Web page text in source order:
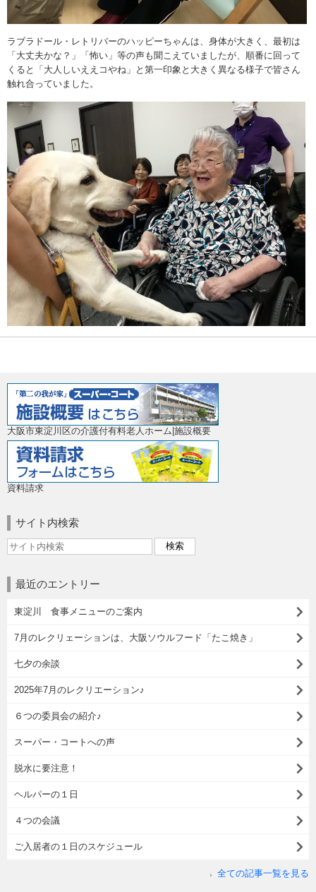
ラブラドール・レトリバーのハッピーちゃんは、身体が大きく、最初は
「大丈夫かな？」「怖い」等の声も聞こえていましたが、順番に回って
くると「大人しいええコやね」と第一印象と大きく異なる様子で皆さん
触れ合っていました。
大阪市東淀川区の介護付有料老人ホーム|施設概要
資料請求
サイト内検索
最近のエントリー
東淀川 食事メニューのご案内
7月のレクリェーションは、大阪ソウルフード「たこ焼き」
七夕の余談
2025年7月のレクリエーション♪
６つの委員会の紹介♪
スーパー・コートへの声
脱水に要注意！
ヘルパーの１日
４つの会議
ご入居者の１日のスケジュール
全ての記事一覧を見る